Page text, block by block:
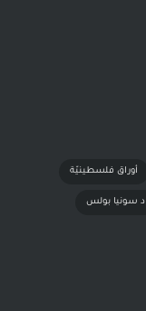
أوراق فلسطينيّة
د سونيا بولس